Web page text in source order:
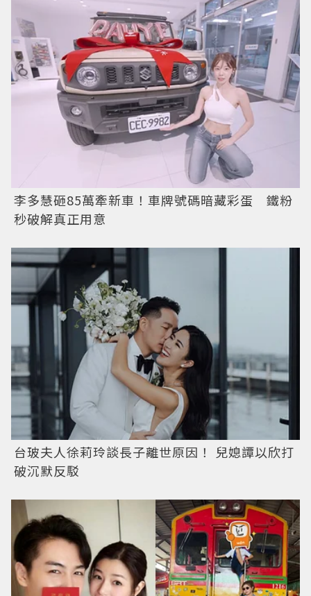
李多慧砸85萬牽新車！車牌號碼暗藏彩蛋 鐵粉
秒破解真正用意
台玻夫人徐莉玲談長子離世原因！ 兒媳譚以欣打
破沉默反駁